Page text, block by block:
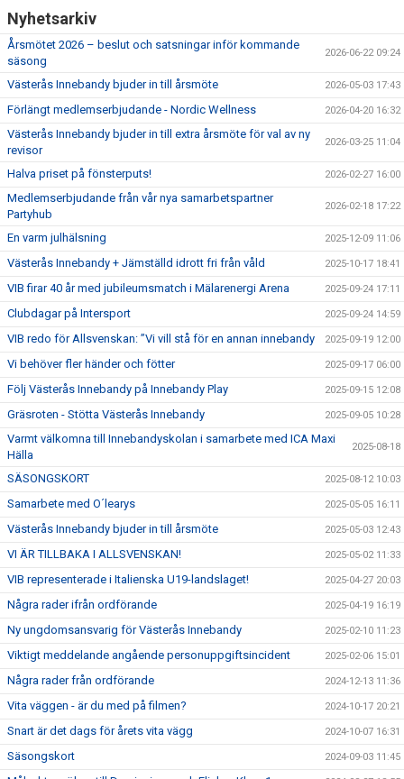
Nyhetsarkiv
Årsmötet 2026 – beslut och satsningar inför kommande
säsong
2026-06-22 09:24
Västerås Innebandy bjuder in till årsmöte 2026-05-03 17:43
Förlängt medlemserbjudande - Nordic Wellness 2026-04-20 16:32
Västerås Innebandy bjuder in till extra årsmöte för val av ny
revisor
2026-03-25 11:04
Halva priset på fönsterputs! 2026-02-27 16:00
Medlemserbjudande från vår nya samarbetspartner
Partyhub
2026-02-18 17:22
En varm julhälsning 2025-12-09 11:06
Västerås Innebandy + Jämställd idrott fri från våld 2025-10-17 18:41
VIB firar 40 år med jubileumsmatch i Mälarenergi Arena 2025-09-24 17:11
Clubdagar på Intersport 2025-09-24 14:59
VIB redo för Allsvenskan: ”Vi vill stå för en annan innebandy 2025-09-19 12:00
Vi behöver fler händer och fötter 2025-09-17 06:00
Följ Västerås Innebandy på Innebandy Play 2025-09-15 12:08
Gräsroten - Stötta Västerås Innebandy 2025-09-05 10:28
Varmt välkomna till Innebandyskolan i samarbete med ICA Maxi
Hälla
2025-08-18
SÄSONGSKORT 2025-08-12 10:03
Samarbete med O´learys 2025-05-05 16:11
Västerås Innebandy bjuder in till årsmöte 2025-05-03 12:43
VI ÄR TILLBAKA I ALLSVENSKAN! 2025-05-02 11:33
VIB representerade i Italienska U19-landslaget! 2025-04-27 20:03
Några rader ifrån ordförande 2025-04-19 16:19
Ny ungdomsansvarig för Västerås Innebandy 2025-02-10 11:23
Viktigt meddelande angående personuppgiftsincident 2025-02-06 15:01
Några rader från ordförande 2024-12-13 11:36
Vita väggen - är du med på filmen? 2024-10-17 20:21
Snart är det dags för årets vita vägg 2024-10-07 16:31
Säsongskort 2024-09-03 11:45